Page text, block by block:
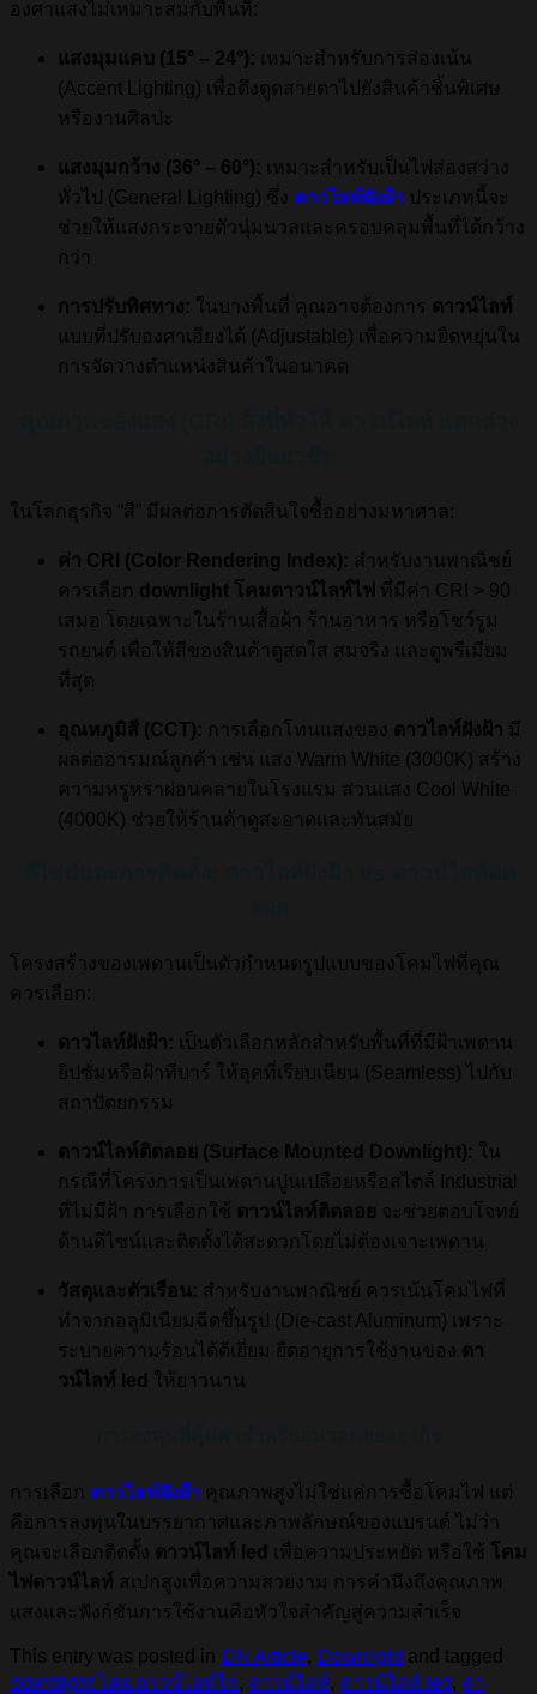
องศาแสงไม่เหมาะสมกับพื้นที่:
แสงมุมแคบ (15° – 24°):
เหมาะสำหรับการส่องเน้น
(Accent Lighting) เพื่อดึงดูดสายตาไปยังสินค้าชิ้นพิเศษ
หรืองานศิลปะ
แสงมุมกว้าง (36° – 60°):
เหมาะสำหรับเป็นไฟส่องสว่าง
ทั่วไป (General Lighting) ซึ่ง ดาวไลท์ฝังฝ้า ประเภทนี้จะ
ช่วยให้แสงกระจายตัวนุ่มนวลและครอบคลุมพื้นที่ได้กว้าง
กว่า
การปรับทิศทาง: ในบางพื้นที่ คุณอาจต้องการ ดาวน์ไลท์
แบบที่ปรับองศาเอียงได้ (Adjustable) เพื่อความยืดหยุ่นใน
การจัดวางตำแหน่งสินค้าในอนาคต
ในโลกธุรกิจ “สี” มีผลต่อการตัดสินใจซื้ออย่างมหาศาล:
ค่า CRI (Color Rendering Index): สำหรับงานพาณิชย์
ควรเลือก downlight โคมดาวน์ไลท์ไฟ ที่มีค่า CRI > 90
เสมอ โดยเฉพาะในร้านเสื้อผ้า ร้านอาหาร หรือโชว์รูม
รถยนต์ เพื่อให้สีของสินค้าดูสดใส สมจริง และดูพรีเมียม
ที่สุด
อุณหภูมิสี (CCT): การเลือกโทนแสงของ ดาวไลท์ฝังฝ้า มี
ผลต่ออารมณ์ลูกค้า เช่น แสง Warm White (3000K) สร้าง
ความหรูหราผ่อนคลายในโรงแรม ส่วนแสง Cool White
(4000K) ช่วยให้ร้านค้าดูสะอาดและทันสมัย
โครงสร้างของเพดานเป็นตัวกำหนดรูปแบบของโคมไฟที่คุณ
ควรเลือก:
ดาวไลท์ฝังฝ้า:
เป็นตัวเลือกหลักสำหรับพื้นที่ที่มีฝ้าเพดาน
ยิปซั่มหรือฝ้าทีบาร์ ให้ลุคที่เรียบเนียน (Seamless) ไปกับ
สถาปัตยกรรม
ดาวน์ไลท์ติดลอย (Surface Mounted Downlight): ใน
กรณีที่โครงการเป็นเพดานปูนเปลือยหรือสไตล์ Industrial
ที่ไม่มีฝ้า การเลือกใช้ ดาวน์ไลท์ติดลอย จะช่วยตอบโจทย์
ด้านดีไซน์และติดตั้งได้สะดวกโดยไม่ต้องเจาะเพดาน
วัสดุและตัวเรือน: สำหรับงานพาณิชย์ ควรเน้นโคมไฟที่
ทำจากอลูมิเนียมฉีดขึ้นรูป (Die-cast Aluminum) เพราะ
ระบายความร้อนได้ดีเยี่ยม ยืดอายุการใช้งานของ ดา
วน์ไลท์ led
ให้ยาวนาน
การเลือก ดาวไลท์ฝังฝ้า คุณภาพสูงไม่ใช่แค่การซื้อโคมไฟ แต่
คือการลงทุนในบรรยากาศและภาพลักษณ์ของแบรนด์ ไม่ว่า
คุณจะเลือกติดตั้ง ดาวน์ไลท์ led เพื่อความประหยัด หรือใช้ โคม
ไฟดาวน์ไลท์ สเปกสูงเพื่อความสวยงาม การคำนึงถึงคุณภาพ
แสงและฟังก์ชันการใช้งานคือหัวใจสำคัญสู่ความสำเร็จ
This entry was posted in DN Article, Downlightand tagged
downlight โคมดาวน์ไลท์ไฟ , ดาวน์ไลท์, ดาวน์ไลท์ led , ดา